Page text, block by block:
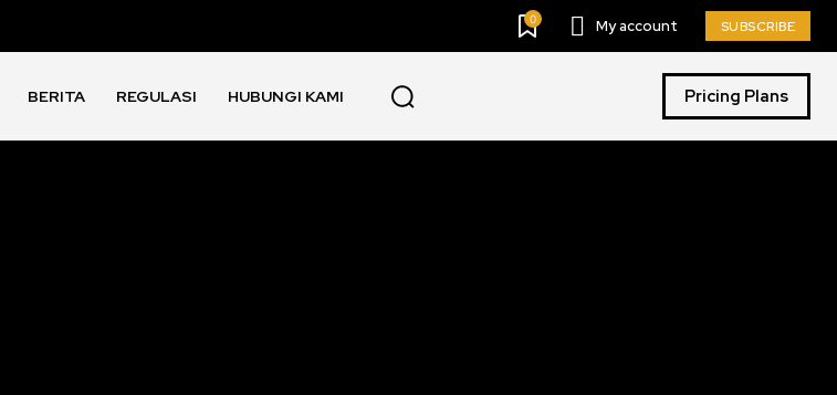
0 My account SUBSCRIBE
BERITA REGULASI HUBUNGI KAMI Pricing Plans